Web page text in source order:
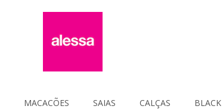
MACACÕES SAIAS CALÇAS